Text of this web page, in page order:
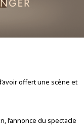
offert une scène et
l’annonce du spectacle